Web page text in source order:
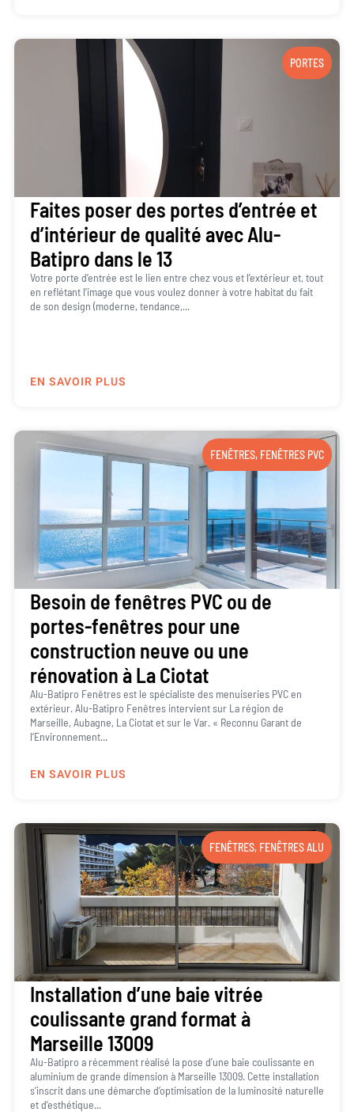
PORTES
Faites poser des portes d’entrée et
d’intérieur de qualité avec Alu-
Batipro dans le 13
Votre porte d’entrée est le lien entre chez vous et l’extérieur et, tout
en reflétant l’image que vous voulez donner à votre habitat du fait
de son design (moderne, tendance,...
EN SAVOIR PLUS
FENÊTRES, FENÊTRES PVC
Besoin de fenêtres PVC ou de
portes-fenêtres pour une
construction neuve ou une
rénovation à La Ciotat
Alu-Batipro Fenêtres est le spécialiste des menuiseries PVC en
extérieur. Alu-Batipro Fenêtres intervient sur La région de
Marseille, Aubagne, La Ciotat et sur le Var. « Reconnu Garant de
l’Environnement...
EN SAVOIR PLUS
FENÊTRES, FENÊTRES ALU
Installation d’une baie vitrée
coulissante grand format à
Marseille 13009
Alu-Batipro a récemment réalisé la pose d’une baie coulissante en
aluminium de grande dimension à Marseille 13009. Cette installation
s’inscrit dans une démarche d’optimisation de la luminosité naturelle
et d’esthétique...